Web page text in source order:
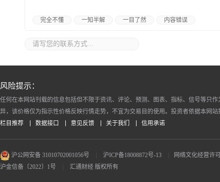
完全不懂 一知半解 一目了然 内容错误
风险提示：
任何在本网站刊载的信息包括但不限于资讯、评论、预测、图表、指标、信号等只
异，该价格仅为指示性价格反映行情走势，不宜为交易目的使用。投资者依据本网
栏目推荐
数据接口 意见反馈 关于我们 信用承诺
沪公网安备 31010702001056号 沪ICP备18008872号-13
网络文化经营许
沪金信备〔2022〕1号
汇通财经 版权所有